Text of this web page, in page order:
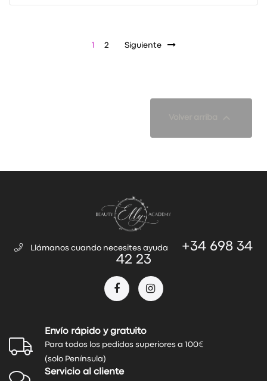
1 2 Siguiente
Llámanos cuando necesites ayuda
+34 698 34
42 23
Envío rápido y gratuito
Para todos los pedidos superiores a 100€
(solo Península)
Servicio al cliente